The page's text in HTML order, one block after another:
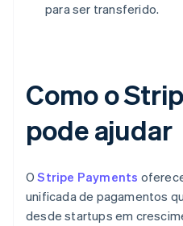
para ser transferido.
Como o
pode ajudar
OStripe Payments
unificada de pagamentos
desde startups em